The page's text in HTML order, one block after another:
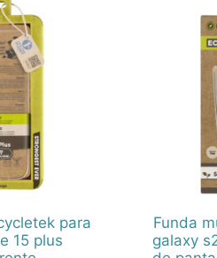
para
15 plus
Funda
galaxy